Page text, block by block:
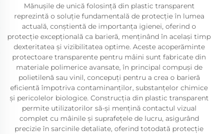
Mănușile de unică folosință din plastic transparent
reprezintă o soluție fundamentală de protecție în lumea
actuală, conștientă de importanța igienei, oferind o
protecție excepțională ca barieră, menținând în același timp
dexteritatea și vizibilitatea optime. Aceste acoperăminte
protectoare transparente pentru mâini sunt fabricate din
materiale polimerice avansate, în principal compuși de
polietilenă sau vinil, concepuți pentru a crea o barieră
eficientă împotriva contaminanților, substanțelor chimice
și pericolelor biologice. Construcția din plastic transparent
permite utilizatorilor să-și mențină contactul vizual
complet cu mâinile și suprafețele de lucru, asigurând
precizie în sarcinile detaliate, oferind totodată protecție